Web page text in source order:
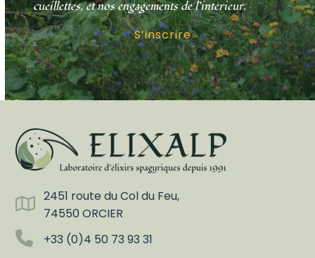
cueillettes, et nos engagements de l’intérieur.
S’inscrire
2451 route du Col du Feu,
74550 ORCIER
+33 (0)4 50 73 93 31